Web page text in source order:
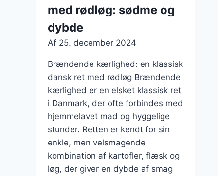
med rødløg: sødme og
dybde
Af 25. december 2024
Brændende kærlighed: en klassisk
dansk ret med rødløg Brændende
kærlighed er en elsket klassisk ret
i Danmark, der ofte forbindes med
hjemmelavet mad og hyggelige
stunder. Retten er kendt for sin
enkle, men velsmagende
kombination af kartofler, flæsk og
løg, der giver en dybde af smag